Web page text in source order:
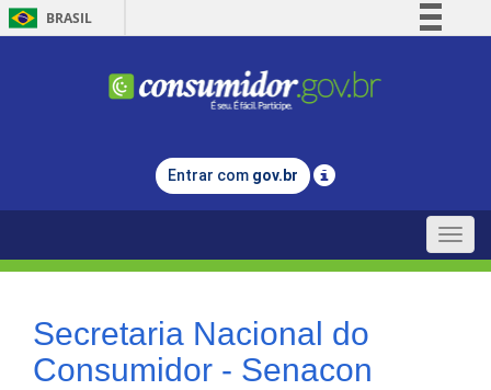
BRASIL
Comunica BR
Legislação
Entrar com gov.br
Toggle
Secretaria Nacional do
Consumidor - Senacon